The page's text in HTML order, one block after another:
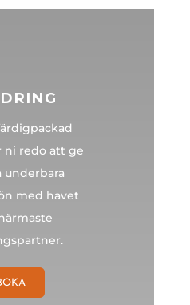
ni redo att ge
underbara
med havet